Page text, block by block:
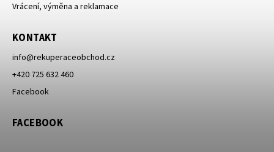
Vrácení, výměna a reklamace
KONTAKT
info@rekuperaceobchod.cz
+420 725 632 460
Facebook
FACEBOOK